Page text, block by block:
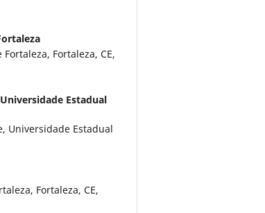
Fortaleza, CE,
Universidade Estadual
Universidade Estadual
Fortaleza, CE,